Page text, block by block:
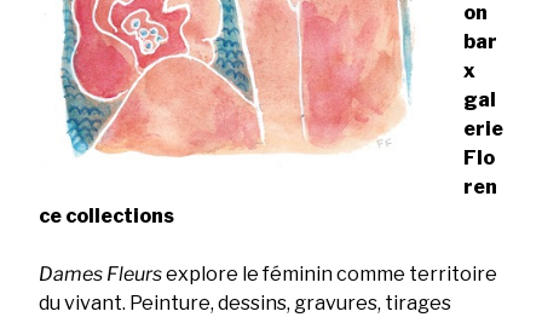
on
bar
x
gal
erie
Flo
ren
ce collections
Dames Fleursexplore le féminin comme territoire
du vivant. Peinture, dessins, gravures, tirages